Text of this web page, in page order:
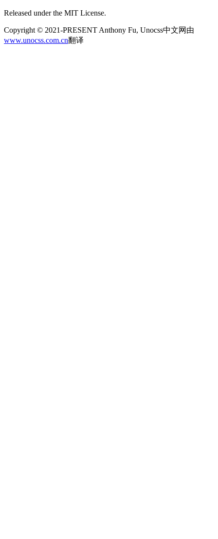
Released under the MIT License.
Copyright © 2021-PRESENT Anthony Fu, Unocss中文网由
www.unocss.com.cn翻译